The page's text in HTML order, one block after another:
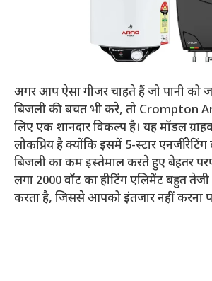
अगर आप ऐसा गीजर चाहते हैं जो पानी को
बिजली की बचत भी करे, तो Crompton
लिए एक शानदार विकल्प है। यह मॉडल
लोकप्रिय है क्योंकि इसमें 5-स्टार एनर्जी
बिजली का कम इस्तेमाल करते हुए बेहतर
लगा 2000 वॉट का हीटिंग एलिमेंट बहुत तेजी
करता है, जिससे आपको इंतजार नहीं करना